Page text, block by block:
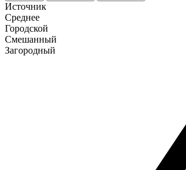
Источник
Среднее
Городской
Смешанный
Загородный